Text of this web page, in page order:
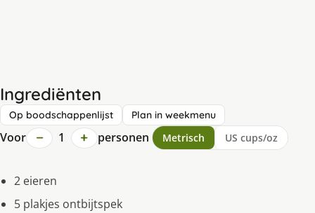
Ingrediënten
Op boodschappenlijst Plan in weekmenu
Voor − 1 + personen Metrisch US cups/oz
2 eieren
5 plakjes ontbijtspek